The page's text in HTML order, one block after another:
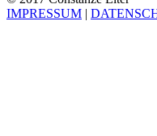
IMPRESSUM |